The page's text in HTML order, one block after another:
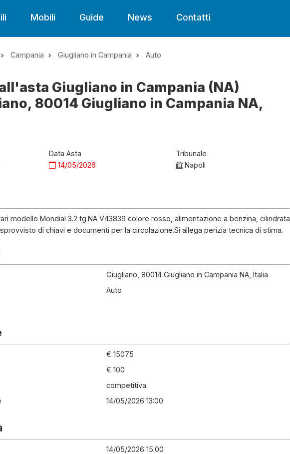
Mobili Guide News Contatti
Campania Giugliano in Campania Auto
Giugliano in Campania (NA)
80014 Giugliano in Campania NA,
Data Asta
14/05/2026
Tribunale
Napoli
modello Mondial 3.2 tg.NA V43839 colore rosso, alimentazione a benzina, cilindrata
sprovvisto di chiavi e documenti per la circolazione.Si allega perizia tecnica di stima.
Giugliano, 80014 Giugliano in Campania NA, Italia
Auto
€ 15075
€ 100
competitiva
14/05/2026 13:00
14/05/2026 15:00